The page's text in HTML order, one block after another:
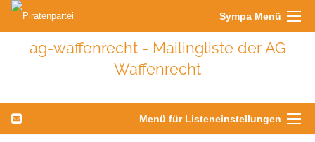
Sympa Menü
ag-waffenrecht - Mailingliste der AG
Waffenrecht
Menü für Listeneinstellungen